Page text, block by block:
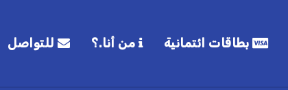
بطاقات ائتمانية من أنا.؟ للتواصل